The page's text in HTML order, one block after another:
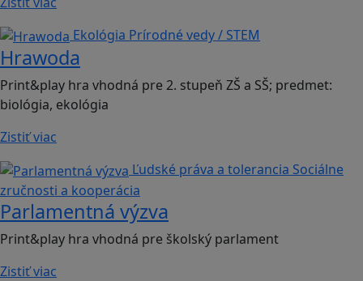
Ekológia Prírodné vedy / STEM
Hrawoda
Print&play hra vhodná pre 2. stupeň ZŠ a SŠ; predmet:
biológia, ekológia
Zistiť viac
Ľudské práva a tolerancia Sociálne
zručnosti a kooperácia
Parlamentná výzva
Print&play hra vhodná pre školský parlament
Zistiť viac